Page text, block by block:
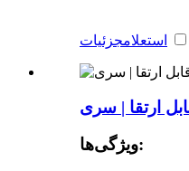
استعلامجزئیات
ویژگی‌ها: